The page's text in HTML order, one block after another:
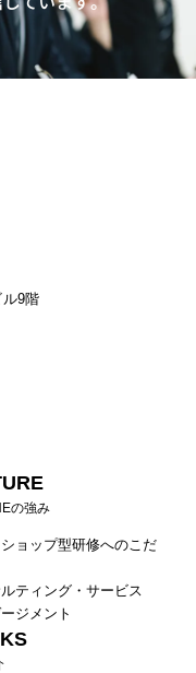
9階
の強み
ョップ型研修へのこだ
ティング・サービス
ジメント